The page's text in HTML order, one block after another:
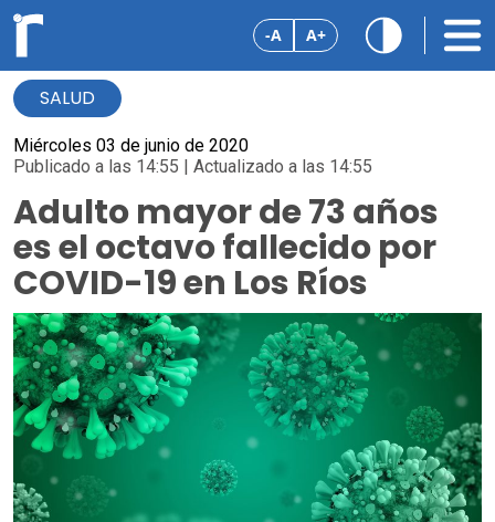
-A A+
SALUD
Miércoles 03 de junio de 2020
Publicado a las 14:55 | Actualizado a las 14:55
Adulto mayor de 73 años
es el octavo fallecido por
COVID-19 en Los Ríos